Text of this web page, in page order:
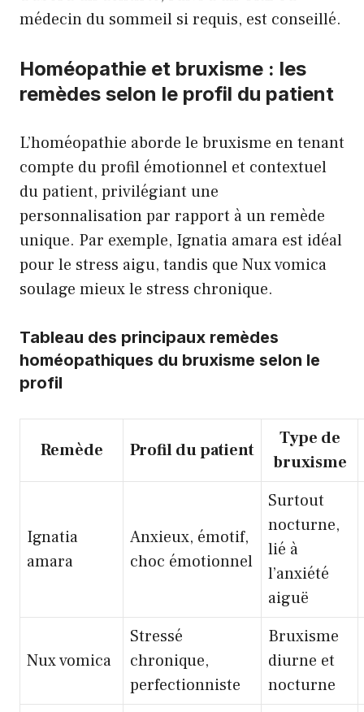
médecin du sommeil si requis, est conseillé.
Homéopathie et bruxisme : les
remèdes selon le profil du patient
L’homéopathie aborde le bruxisme en tenant
compte du profil émotionnel et contextuel
du patient, privilégiant une
personnalisation par rapport à un remède
unique. Par exemple, Ignatia amara est idéal
pour le stress aigu, tandis que Nux vomica
soulage mieux le stress chronique.
Tableau des principaux remèdes
homéopathiques du bruxisme selon le
profil
Remède Profil du patient
Type de
bruxisme
Ignatia
amara
Anxieux, émotif,
choc émotionnel
Surtout
nocturne,
lié à
l’anxiété
aiguë
Nux vomica
Stressé
chronique,
perfectionniste
Bruxisme
diurne et
nocturne